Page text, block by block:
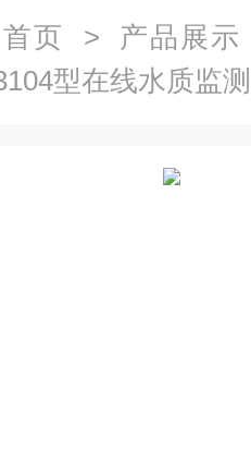
首页 > 产品展示
型在线水质监